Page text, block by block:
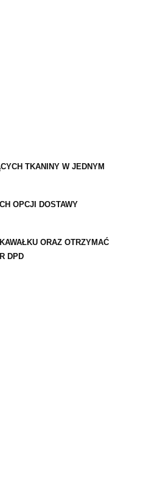
TKANINY W JEDNYM
OPCJI DOSTAWY
ORAZ OTRZYMAĆ
DPD